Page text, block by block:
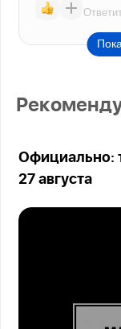
Официально:
27 августа